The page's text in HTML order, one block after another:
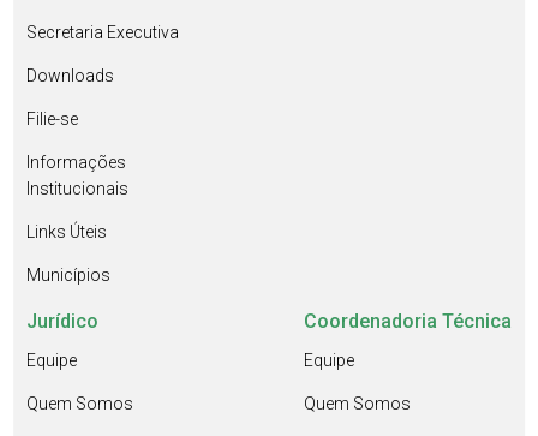
Secretaria Executiva
Downloads
Filie-se
Informações
Institucionais
Links Úteis
Municípios
Jurídico
Equipe
Quem Somos
Coordenadoria Técnica
Equipe
Quem Somos